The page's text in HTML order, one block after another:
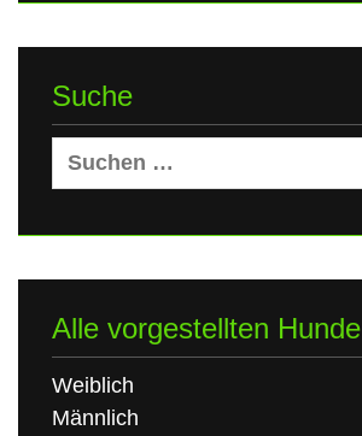
Suche
Suchen
nach:
Alle vorgestellten Hunde
Weiblich
Männlich